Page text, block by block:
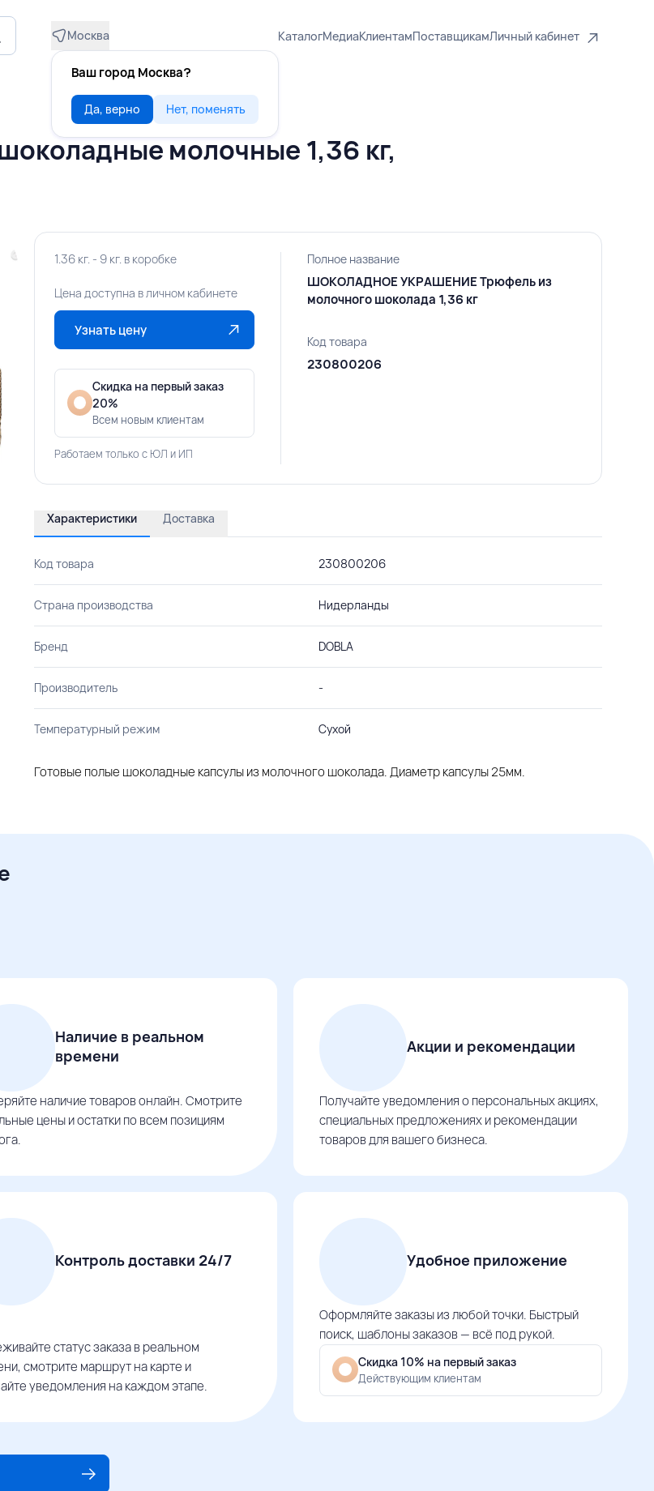
Москва
Ваш город Москва?
Да, верно Нет, поменять
КаталогМедиаКлиентамПоставщикамЛичный кабинет
молочные 1,36 кг,
1.36 кг. - 9 кг. в коробке
Цена доступна в личном кабинете
Узнать цену
Скидка на первый заказ
20%
Всем новым клиентам
Работаем только с ЮЛ и ИП
Полное название
ШОКОЛАДНОЕ УКРАШЕНИЕ Трюфель из
молочного шоколада 1,36 кг
Код товара
230800206
Характеристики Доставка
Код товара 230800206
Страна производства Нидерланды
Бренд DOBLA
Производитель -
Температурный режим Сухой
Готовые полые шоколадные капсулы из молочного шоколада. Диаметр капсулы 25мм.
Наличие в реальном
времени
наличие товаров онлайн. Смотрите
цены и остатки по всем позициям
Акции и рекомендации
Получайте уведомления о персональных акциях,
специальных предложениях и рекомендации
товаров для вашего бизнеса.
Контроль доставки 24/7
статус заказа в реальном
смотрите маршрут на карте и
уведомления на каждом этапе.
Удобное приложение
Оформляйте заказы из любой точки. Быстрый
поиск, шаблоны заказов — всё под рукой.
Скидка 10% на первый заказ
Действующим клиентам